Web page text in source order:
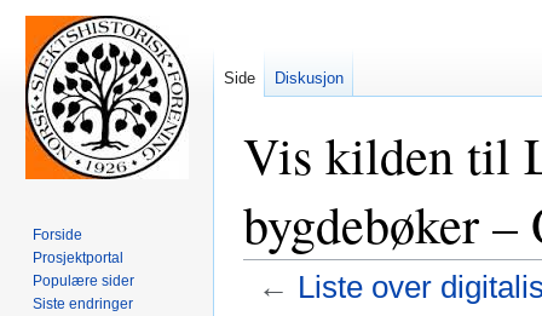
Vis kilden til
bygdebøker –
← Liste over
Side Diskusjon
Forside
Prosjektportal
Populære sider
Siste endringer